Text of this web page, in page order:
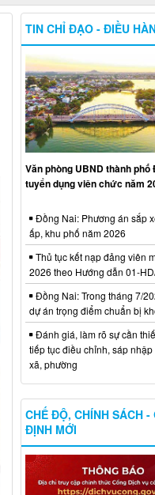
TIN CHỈ ĐẠO - ĐIỀU
Văn phòng UBND thành phố
tuyển dụng viên chức năm
Đồng Nai: Phương án sắp
ấp, khu phố năm 2026
Thủ tục kết nạp đảng viên
2026 theo Hướng dẫn 01-
Đồng Nai: Trong tháng 7/
dự án trọng điểm chuẩn bị
Đánh giá, làm rõ sự cần
tiếp tục điều chỉnh, sáp nhập
xã, phường
CHẾ ĐỘ, CHÍNH SÁCH -
ĐỊNH MỚI